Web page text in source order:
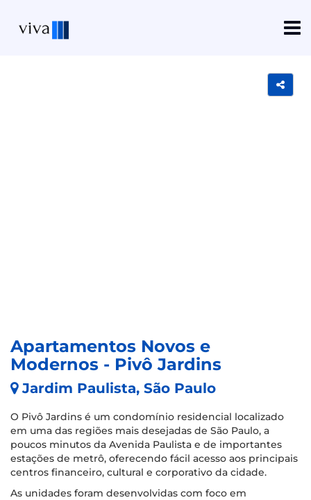
Apartamentos Novos e
Modernos - Pivô Jardins
Jardim Paulista, São Paulo
O Pivô Jardins é um condomínio residencial localizado
em uma das regiões mais desejadas de São Paulo, a
poucos minutos da Avenida Paulista e de importantes
estações de metrô, oferecendo fácil acesso aos principais
centros financeiro, cultural e corporativo da cidade.
As unidades foram desenvolvidas com foco em